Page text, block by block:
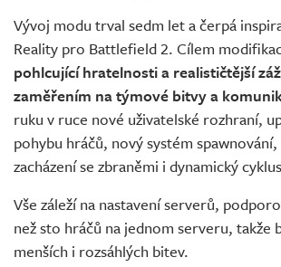
Vývoj modu trval sedm let a čerpá
Reality pro Battlefield 2. Cílem
pohlcující hratelnosti a realističtější
zaměřením na týmové bitvy a
ruku v ruce nové uživatelské rozhraní,
pohybu hráčů, nový systém
zacházení se zbraněmi i dynamický
Vše záleží na nastavení serverů,
než sto hráčů na jednom serveru, takže
menších i rozsáhlých bitev.